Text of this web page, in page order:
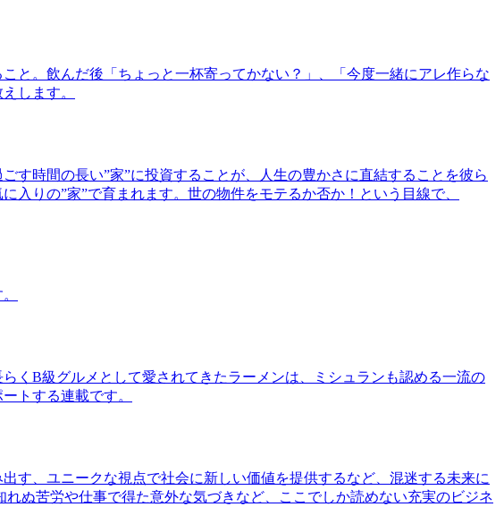
と。飲んだ後「ちょっと一杯寄ってかない？」、「今度一緒にアレ作らな
します。
す時間の長い”家”に投資することが、人生の豊かさに直結することを彼ら
りの”家”で育まれます。世の物件をモテるか否か！という目線で、
くB級グルメとして愛されてきたラーメンは、ミシュランも認める一流の
トする連載です。
す、ユニークな視点で社会に新しい価値を提供するなど、混迷する未来に
ぬ苦労や仕事で得た意外な気づきなど、ここでしか読めない充実のビジネ